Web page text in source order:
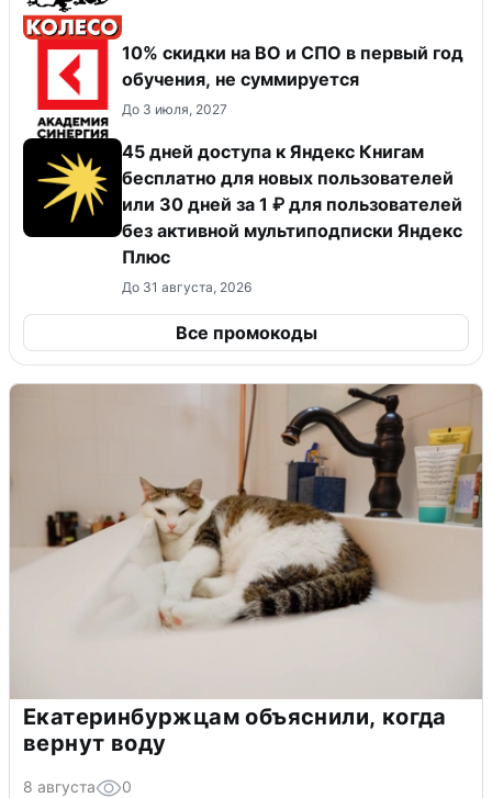
10% скидки на ВО и СПО в первый год
обучения, не суммируется
До 3 июля, 2027
45 дней доступа к Яндекс Книгам
бесплатно для новых пользователей
или 30 дней за 1 ₽ для пользователей
без активной мультиподписки Яндекс
Плюс
До 31 августа, 2026
Все промокоды
Екатеринбуржцам объяснили, когда
вернут воду
8 августа 0